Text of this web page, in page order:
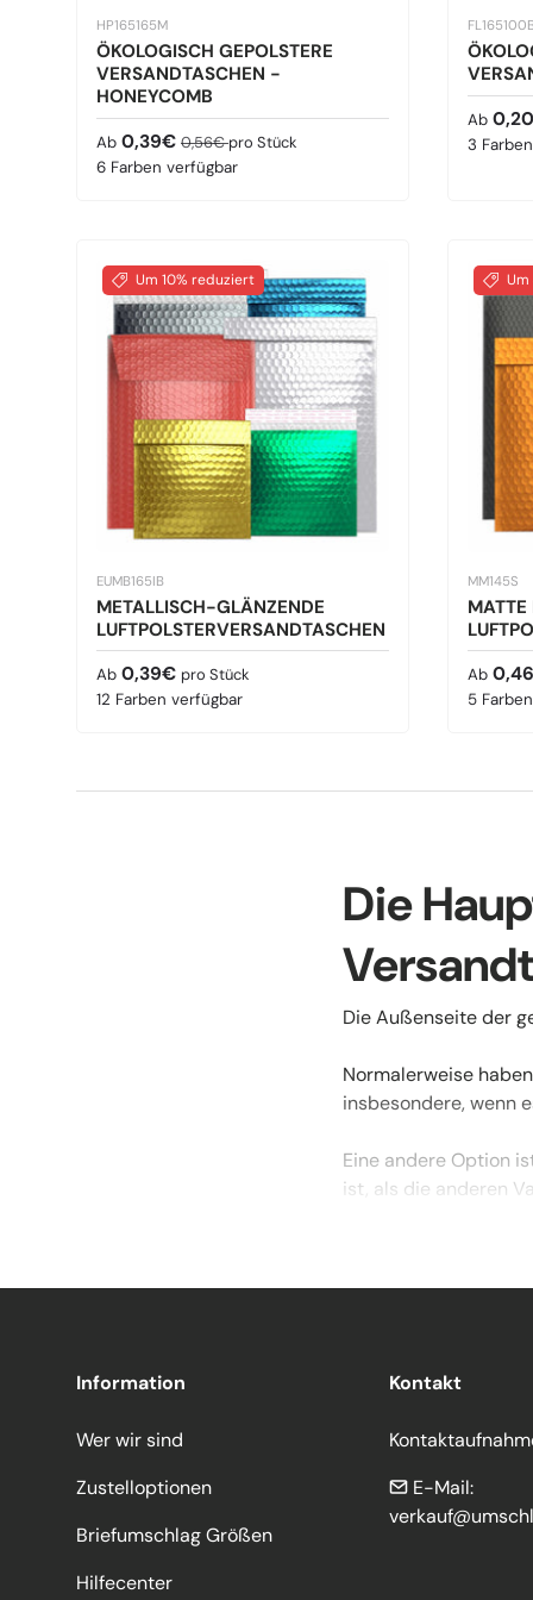
HP165165M
ÖKOLOGISCH GEPOLSTERE
VERSANDTASCHEN -
HONEYCOMB
Verkaufspreis
Ab 0,39€ Normaler Preis
0,56€pro Stück
6 Farben verfügbar
Ab
3
Um 10% reduziert
EUMB165IB
METALLISCH-GLÄNZENDE
LUFTPOLSTERVERSANDTASCHEN
Normaler Preis
Ab 0,39€ pro Stück
12 Farben verfügbar
MM145S
MATTE
Ab
5
Die
Die Außenseite der
Normalerweise
insbesondere, wenn
Eine andere Option
ist, als die anderen
Die Lasche bei
Der Verschluss
Luftpolsterung
Information
Wer wir sind
Zustelloptionen
Briefumschlag Größen
Hilfecenter
Kontakt
E-Mail: